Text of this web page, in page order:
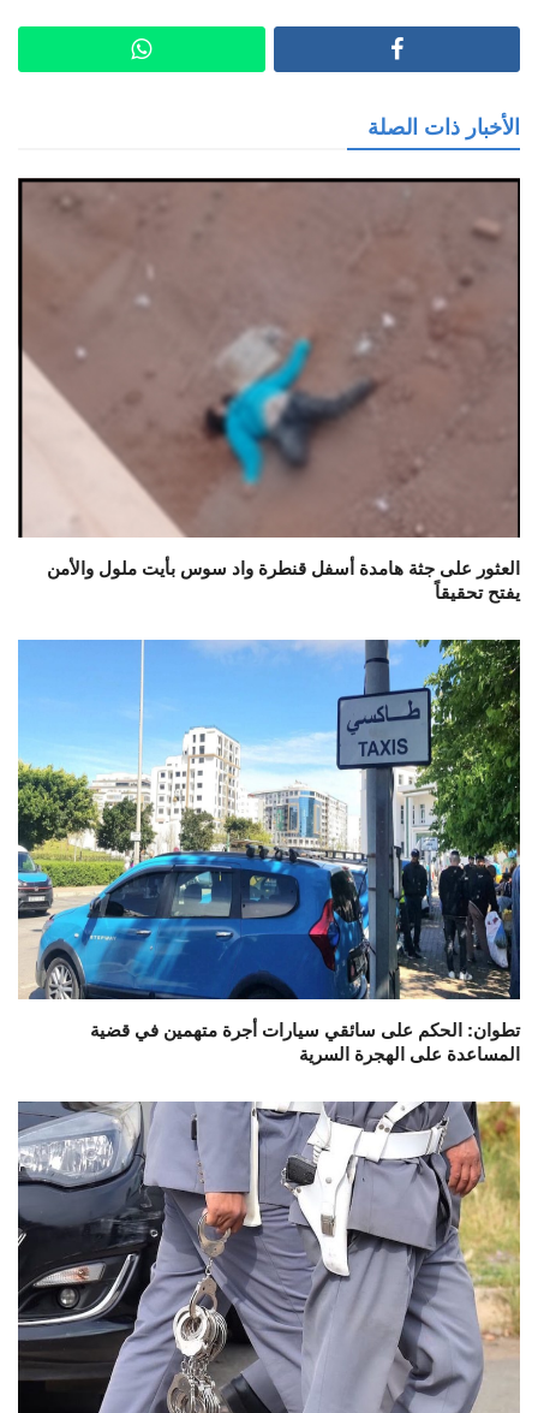
الأخبار ذات الصلة
العثور على جثة هامدة أسفل قنطرة واد سوس بأيت ملول والأمن
يفتح تحقيقاً
تطوان: الحكم على سائقي سيارات أجرة متهمين في قضية
المساعدة على الهجرة السرية